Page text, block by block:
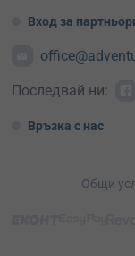
Вход за
Последвай ни:
Връзка с нас
Общи